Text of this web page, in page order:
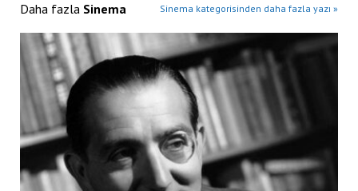
Daha fazla Sinema Sinema kategorisinden daha fazla yazı »